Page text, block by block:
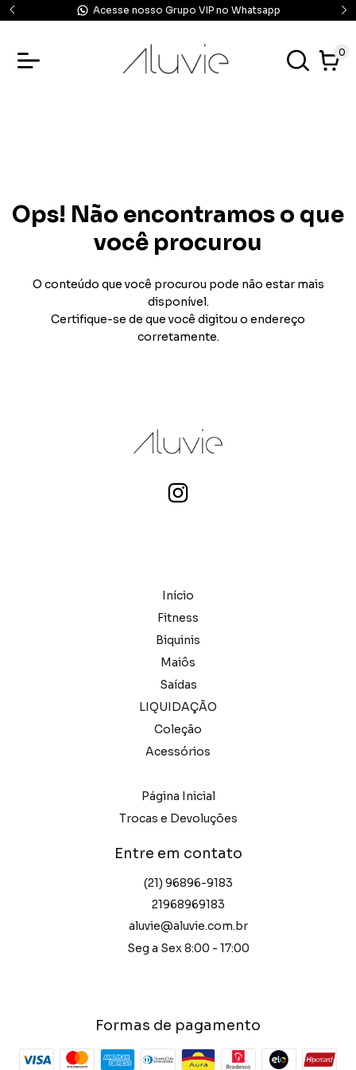
Acesse nosso Grupo VIP no Whatsapp
0
Ops! Não encontramos o que
você procurou
O conteúdo que você procurou pode não estar mais
disponível.
Certifique-se de que você digitou o endereço
corretamente.
Início
Fitness
Biquinis
Maiôs
Saídas
LIQUIDAÇÃO
Coleção
Acessórios
Página Inicial
Trocas e Devoluções
Entre em contato
(21) 96896-9183
21968969183
aluvie@aluvie.com.br
Seg a Sex 8:00 - 17:00
Formas de pagamento